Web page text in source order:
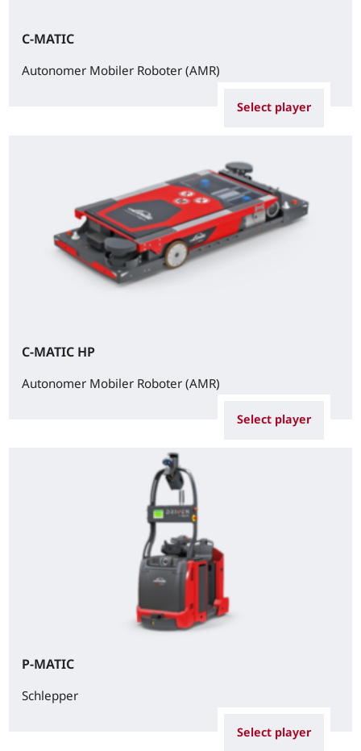
C-MATIC
Autonomer Mobiler Roboter (AMR)
Select player
C-MATIC HP
Autonomer Mobiler Roboter (AMR)
Select player
P-MATIC
Schlepper
Select player